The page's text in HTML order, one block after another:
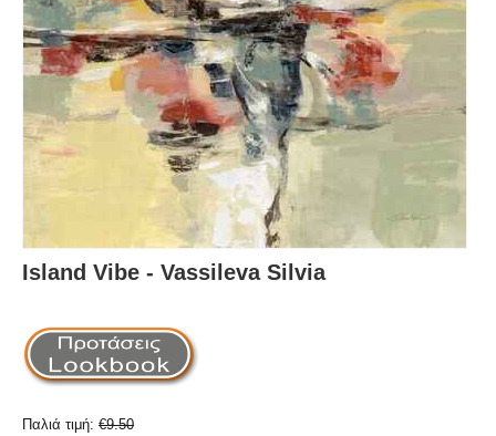
Island Vibe - Vassileva Silvia
Παλιά τιμή: €9.50